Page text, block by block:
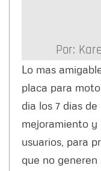
Por:
Lo mas
placa para
dia los 7 dias
mejoramiento y
usuarios, para
que no